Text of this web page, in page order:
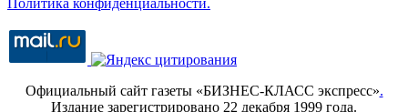
Политика конфиденциальности.
Официальный сайт газеты «БИЗНЕС-КЛАСС экспресс».
Издание зарегистрировано 22 декабря 1999 года.